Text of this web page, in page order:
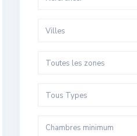
Villes
Toutes les zones
Tous Types
Chambres minimum